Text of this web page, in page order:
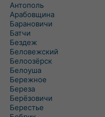
Антополь
Арабовщина
Барановичи
Батчи
Бездеж
Беловежский
Белоозёрск
Белоуша
Бережное
Береза
Берёзовичи
Берестье